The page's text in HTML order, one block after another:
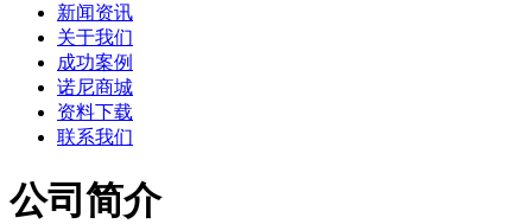
新闻资讯
关于我们
成功案例
诺尼商城
资料下载
联系我们
公司简介